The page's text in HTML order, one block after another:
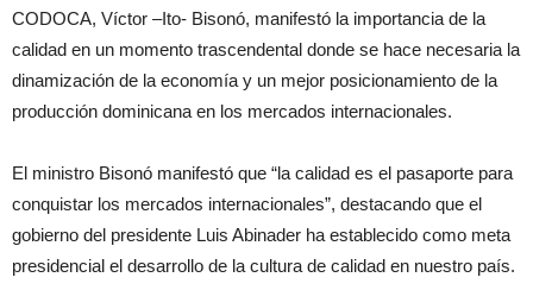
CODOCA, Víctor –Ito- Bisonó, manifestó la importancia de la
calidad en un momento trascendental donde se hace necesaria la
dinamización de la economía y un mejor posicionamiento de la
producción dominicana en los mercados internacionales.
El ministro Bisonó manifestó que “la calidad es el pasaporte para
conquistar los mercados internacionales”, destacando que el
gobierno del presidente Luis Abinader ha establecido como meta
presidencial el desarrollo de la cultura de calidad en nuestro país.